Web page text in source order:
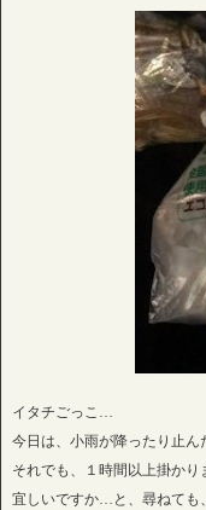
イタチごっこ…
今日は、小雨が降ったり止
それでも、１時間以上掛か
宜しいですか…と、尋ねても